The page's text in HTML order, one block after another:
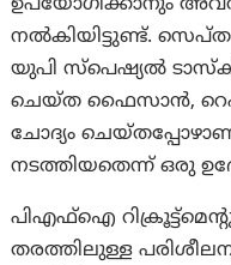
ഉപയോഗിക്കാനും
നൽകിയിട്ടുണ്ട്.
യുപി സ്‌പെഷ്യൽ
ചെയ്ത ഫൈസാൻ,
ചോദ്യം
നടത്തിയതെന്ന് ഒരു
പിഎഫ്‌ഐ
തരത്തിലുള്ള